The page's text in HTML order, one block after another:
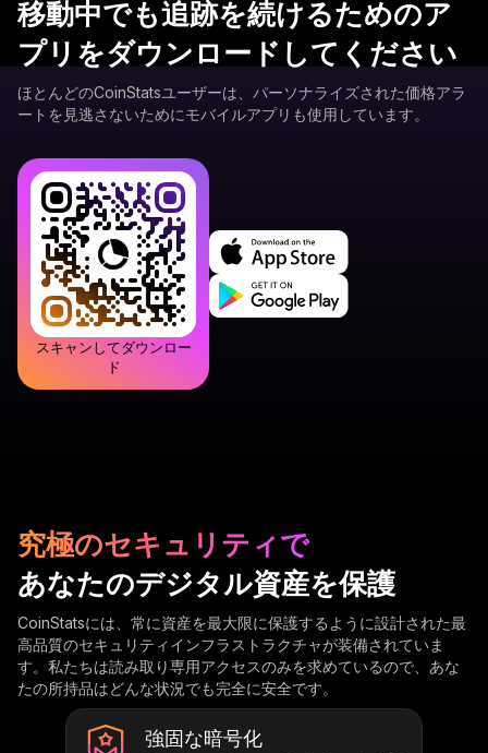
移動中でも追跡を続けるためのア
プリをダウンロードしてください
ほとんどのCoinStatsユーザーは、パーソナライズされた価格アラ
ートを見逃さないためにモバイルアプリも使用しています。
スキャンしてダウンロー
ド
究極のセキュリティで
あなたのデジタル資産を保護
CoinStatsには、常に資産を最大限に保護するように設計された最
高品質のセキュリティインフラストラクチャが装備されていま
す。私たちは読み取り専用アクセスのみを求めているので、あな
たの所持品はどんな状況でも完全に安全です。
強固な暗号化